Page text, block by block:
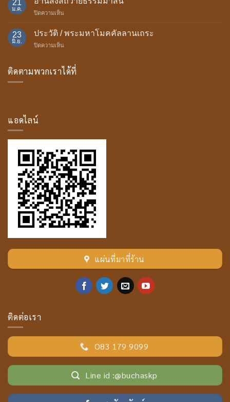
ของ
21
ม.ค.
ปิดความเห็น
ถวาย
มา
23
มิ.ย.
ประวัติ / พระมหาโมคคัลลานเถระ
ปิดความเห็น
พระ
ติดตามพวกเราได้ที่
แอดไลน์
แผ่นที่มาที่ร้าน
ติดต่อเรา
O83 179 9099
Line id :@buchaskp